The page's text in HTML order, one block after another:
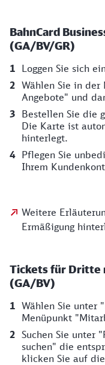
BahnCard
(GA/BV/GR)
Loggen Sie sich
Wählen Sie in
Angebote" und
Bestellen Sie die
Die Karte ist
hinterlegt.
Pflegen Sie
Ihrem
Weitere
Ermäßigung
Tickets für Dritte
(GA/BV)
Wählen Sie unter
Menüpunkt
Suchen Sie unter
suchen" die
klicken Sie auf